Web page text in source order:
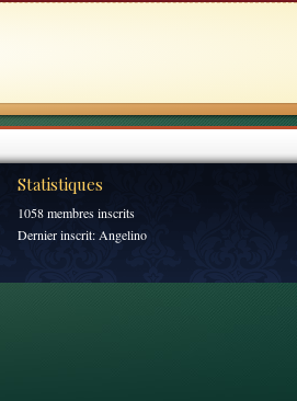
Statistiques
1058 membres inscrits
Dernier inscrit: Angelino